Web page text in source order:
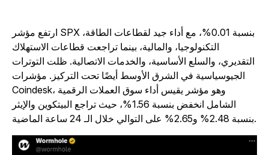
ارتفع مؤشر SPX بنسبة 0.01%، مع أداء جيد لقطاعات الطاقة،
التكنولوجيا، والمالية، بينما تراجعت قطاعات الاستهلاك
التقديري، والسلع الأساسية، والخدمات الاتصالية. ظلت التوترات
الجيوسياسية في الشرق الأوسط أيضًا تحت التركيز. مؤشرات
Coindesk، وهو مؤشر يقيس أداء سوق العملات الرقمية
الشامل انخفض بنسبة 1.56%، حيث تراجع البيتكوين والإيثر